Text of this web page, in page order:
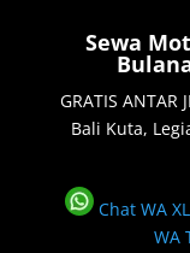
Sewa
GRATIS
Bali Kuta,
Chat WA
WA